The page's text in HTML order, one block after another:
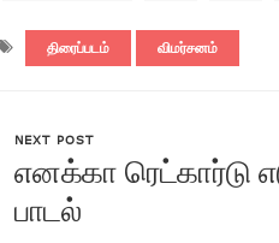
திரைப்படம் விமர்சனம்
NEXT POST
எனக்கா ரெட்கார்டு
பாடல்